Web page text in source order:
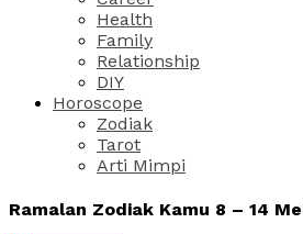
Health
Family
Relationship
DIY
Horoscope
Zodiak
Tarot
Arti Mimpi
Ramalan Zodiak Kamu 8 – 14